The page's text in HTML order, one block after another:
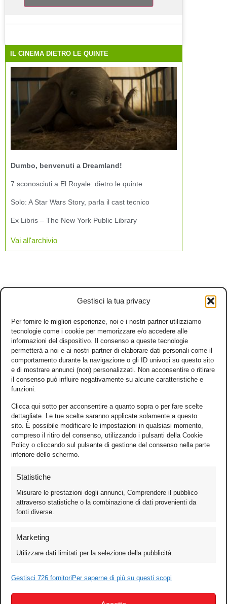
Gestisci la tua privacy
Per fornire le migliori esperienze, noi e i nostri partner utilizziamo
tecnologie come i cookie per memorizzare e/o accedere alle
informazioni del dispositivo. Il consenso a queste tecnologie
permetterà a noi e ai nostri partner di elaborare dati personali come il
comportamento durante la navigazione o gli ID univoci su questo sito
e di mostrare annunci (non) personalizzati. Non acconsentire o ritirare
il consenso può influire negativamente su alcune caratteristiche e
funzioni.
Clicca qui sotto per acconsentire a quanto sopra o per fare scelte
dettagliate. Le tue scelte saranno applicate solamente a questo
sito. È possibile modificare le impostazioni in qualsiasi momento,
compreso il ritiro del consenso, utilizzando i pulsanti della Cookie
Policy o cliccando sul pulsante di gestione del consenso nella parte
inferiore dello schermo.
Statistiche
Misurare le prestazioni degli annunci, Comprendere il pubblico
attraverso statistiche o la combinazione di dati provenienti da
fonti diverse.
Marketing
Utilizzare dati limitati per la selezione della pubblicità.
Gestisci 726 fornitori Per saperne di più su questi scopi
IL CINEMA DIETRO LE QUINTE
Dumbo, benvenuti a Dreamland!
7 sconosciuti a El Royale: dietro le quinte
Solo: A Star Wars Story, parla il cast tecnico
Ex Libris – The New York Public Library
Vai all'archivio
Games
Test